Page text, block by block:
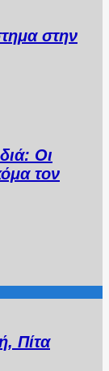
στην
Οι
τον
Πίτα